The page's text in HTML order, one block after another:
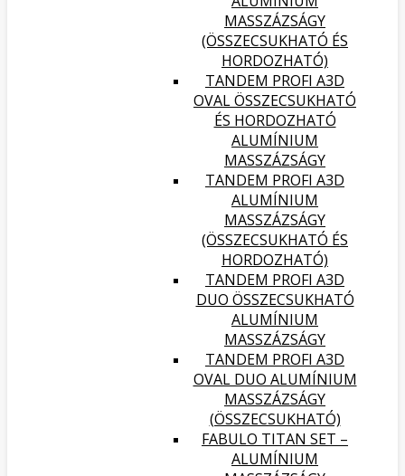
MASSZÁZSÁGY
(ÖSSZECSUKHATÓ ÉS
HORDOZHATÓ)
TANDEM PROFI A3D
OVAL ÖSSZECSUKHATÓ
ÉS HORDOZHATÓ
ALUMÍNIUM
MASSZÁZSÁGY
TANDEM PROFI A3D
ALUMÍNIUM
MASSZÁZSÁGY
(ÖSSZECSUKHATÓ ÉS
HORDOZHATÓ)
TANDEM PROFI A3D
DUO ÖSSZECSUKHATÓ
ALUMÍNIUM
MASSZÁZSÁGY
TANDEM PROFI A3D
OVAL DUO ALUMÍNIUM
MASSZÁZSÁGY
(ÖSSZECSUKHATÓ)
FABULO TITAN SET –
ALUMÍNIUM